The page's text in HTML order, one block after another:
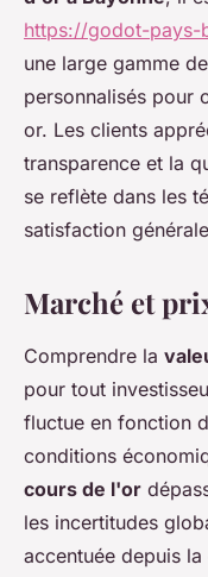
https://godot-pays-
une large gamme
personnalisés pour
or. Les clients
transparence et la
se reflète dans les
satisfaction
Marché et
Comprendre la
pour tout
fluctue en fonction
conditions
cours de l'or
les incertitudes
accentuée depuis